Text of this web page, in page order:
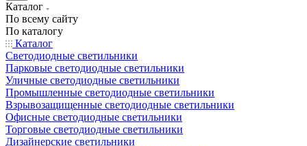
Каталог
По всему сайту
По каталогу
Каталог
Светодиодные светильники
Парковые светодиодные светильники
Уличные светодиодные светильники
Промышленные светодиодные светильники
Взрывозащищенные светодиодные светильники
Офисные светодиодные светильники
Торговые светодиодные светильники
Дизайнерские светильники